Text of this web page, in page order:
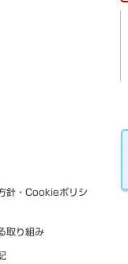
針・Cookieポリシ
取り組み